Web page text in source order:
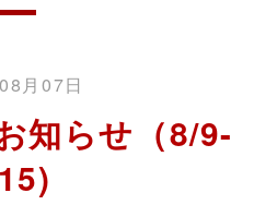
月07日
知らせ（8/9-